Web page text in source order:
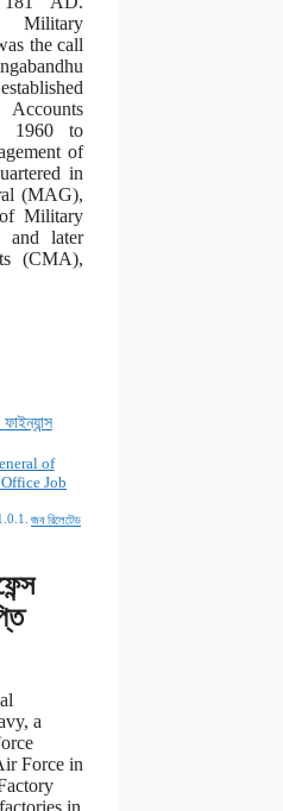
Military
the call
1960 to
of
in
(MAG),
Military
and later
(CMA),
of
Job
জব রিলেটেড
a
Force in